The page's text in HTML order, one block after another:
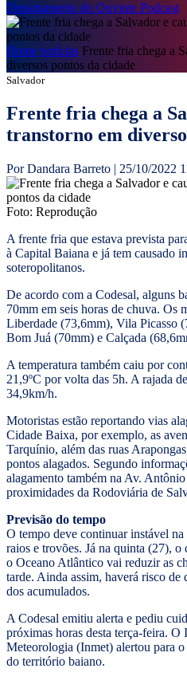
Departamento do Ouvinte Podcast
Home notícias Frente fria chega a
diversos pontos da cidade
Salvador
Frente fria chega a
transtorno em
Por Dandara Barreto | 25/10/2022
Foto: Reprodução
A frente fria que estava prevista
à Capital Baiana e já tem causado
soteropolitanos.
De acordo com a Codesal, alguns
70mm em seis horas de chuva. Os
Liberdade (73,6mm), Vila Picasso
Bom Juá (70mm) e Calçada
A temperatura também caiu por
21,9ºC por volta das 5h. A rajada
34,9km/h.
Motoristas estão reportando vias
Cidade Baixa, por exemplo, as
Tarquínio, além das ruas
pontos alagados. Segundo
alagamento também na Av.
proximidades da Rodoviária de
Previsão do tempo
O tempo deve continuar instável
raios e trovões. Já na quinta (27), o
o Oceano Atlântico vai reduzir as
tarde. Ainda assim, haverá risco de
dos acumulados.
A Codesal emitiu alerta e pediu
próximas horas desta terça-feira.
Meteorologia (Inmet) alertou para
do território baiano.